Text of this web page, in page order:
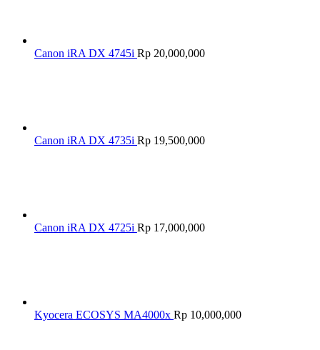
Canon iRA DX 4745i Rp 20,000,000
Canon iRA DX 4735i Rp 19,500,000
Canon iRA DX 4725i Rp 17,000,000
Kyocera ECOSYS MA4000x Rp 10,000,000